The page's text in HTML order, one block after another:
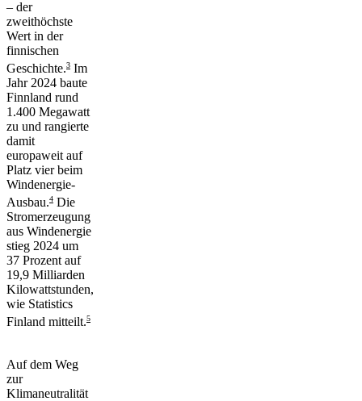
– der
zweithöchste
Wert in der
finnischen
Geschichte.3 Im
Jahr 2024 baute
Finnland rund
1.400 Megawatt
zu und rangierte
damit
europaweit auf
Platz vier beim
Windenergie-
Ausbau.4 Die
Stromerzeugung
aus Windenergie
stieg 2024 um
37 Prozent auf
19,9 Milliarden
Kilowattstunden,
wie Statistics
Finland mitteilt.5
Auf dem Weg
zur
Klimaneutralität